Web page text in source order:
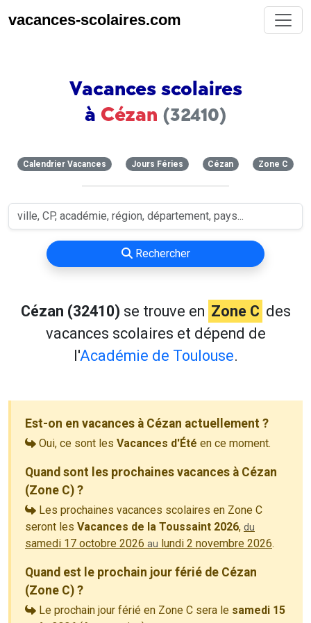
vacances-scolaires.com
Vacances scolaires
à Cézan (32410)
Calendrier Vacances Jours Féries Cézan Zone C
Rechercher
Cézan (32410) se trouve en Zone C des
vacances scolaires et dépend de
l'Académie de Toulouse.
Est-on en vacances à Cézan actuellement ?
Oui, ce sont les Vacances d'Été en ce moment.
Quand sont les prochaines vacances à Cézan
(Zone C) ?
Les prochaines vacances scolaires en Zone C
seront les Vacances de la Toussaint 2026, du
samedi 17 octobre 2026 au lundi 2 novembre 2026.
Quand est le prochain jour férié de Cézan
(Zone C) ?
Le prochain jour férié en Zone C sera le samedi 15